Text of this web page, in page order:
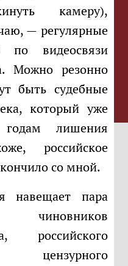
камеру),
— регулярные
по видеосвязи
Можно резонно
быть судебные
который уже
лишения
российское
со мной.
российского
цензурного